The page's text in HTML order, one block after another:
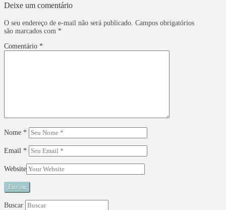
Deixe um comentário
O seu endereço de e-mail não será publicado. Campos obrigatórios
são marcados com *
Comentário *
Nome *
Email *
Website
Buscar